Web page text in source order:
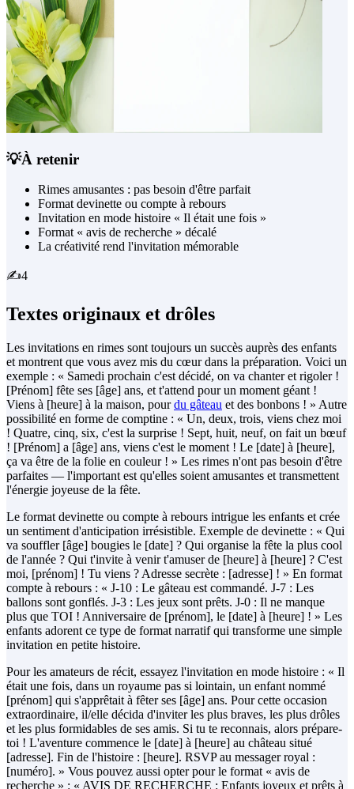
💡À retenir
Rimes amusantes : pas besoin d'être parfait
Format devinette ou compte à rebours
Invitation en mode histoire « Il était une fois »
Format « avis de recherche » décalé
La créativité rend l'invitation mémorable
✍️4
Textes originaux et drôles
Les invitations en rimes sont toujours un succès auprès des enfants
et montrent que vous avez mis du cœur dans la préparation. Voici un
exemple : « Samedi prochain c'est décidé, on va chanter et rigoler !
[Prénom] fête ses [âge] ans, et t'attend pour un moment géant !
Viens à [heure] à la maison, pourdu gâteau et des bonbons ! » Autre
possibilité en forme de comptine : « Un, deux, trois, viens chez moi
! Quatre, cinq, six, c'est la surprise ! Sept, huit, neuf, on fait un bœuf
! [Prénom] a [âge] ans, viens c'est le moment ! Le [date] à [heure],
ça va être de la folie en couleur ! » Les rimes n'ont pas besoin d'être
parfaites — l'important est qu'elles soient amusantes et transmettent
l'énergie joyeuse de la fête.
Le format devinette ou compte à rebours intrigue les enfants et crée
un sentiment d'anticipation irrésistible. Exemple de devinette : « Qui
va souffler [âge] bougies le [date] ? Qui organise la fête la plus cool
de l'année ? Qui t'invite à venir t'amuser de [heure] à [heure] ? C'est
moi, [prénom] ! Tu viens ? Adresse secrète : [adresse] ! » En format
compte à rebours : « J-10 : Le gâteau est commandé. J-7 : Les
ballons sont gonflés. J-3 : Les jeux sont prêts. J-0 : Il ne manque
plus que TOI ! Anniversaire de [prénom], le [date] à [heure] ! » Les
enfants adorent ce type de format narratif qui transforme une simple
invitation en petite histoire.
Pour les amateurs de récit, essayez l'invitation en mode histoire : « Il
était une fois, dans un royaume pas si lointain, un enfant nommé
[prénom] qui s'apprêtait à fêter ses [âge] ans. Pour cette occasion
extraordinaire, il/elle décida d'inviter les plus braves, les plus drôles
et les plus formidables de ses amis. Si tu te reconnais, alors prépare-
toi ! L'aventure commence le [date] à [heure] au château situé
[adresse]. Fin de l'histoire : [heure]. RSVP au messager royal :
[numéro]. » Vous pouvez aussi opter pour le format « avis de
recherche » : « AVIS DE RECHERCHE : Enfants joyeux et prêts à